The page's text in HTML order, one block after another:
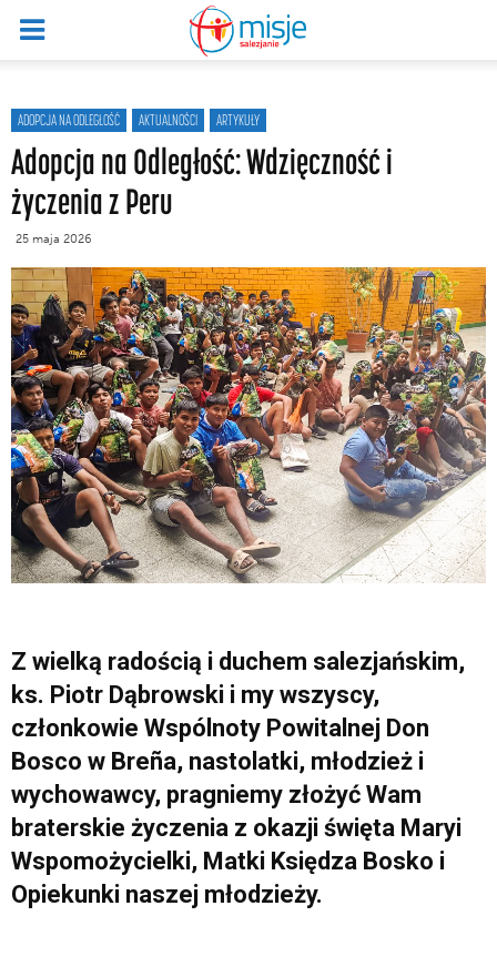
ADOPCJA NA ODLEGŁOŚĆ AKTUALNOŚCI ARTYKUŁY
Adopcja na Odległość: Wdzięczność i
życzenia z Peru
25 maja 2026
Z wielką radością i duchem salezjańskim,
ks. Piotr Dąbrowski i my wszyscy,
członkowie Wspólnoty Powitalnej Don
Bosco w Breña, nastolatki, młodzież i
wychowawcy, pragniemy złożyć Wam
braterskie życzenia z okazji święta Maryi
Wspomożycielki, Matki Księdza Bosko i
Opiekunki naszej młodzieży.